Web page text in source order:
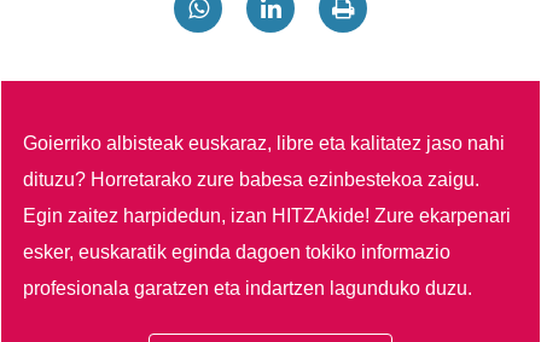
Goierriko albisteak euskaraz, libre eta kalitatez jaso nahi
dituzu? Horretarako zure babesa ezinbestekoa zaigu.
Egin zaitez harpidedun, izan HITZAkide!Zure ekarpenari
esker, euskaratik eginda dagoen tokiko informazio
profesionala garatzen eta indartzen lagunduko duzu.